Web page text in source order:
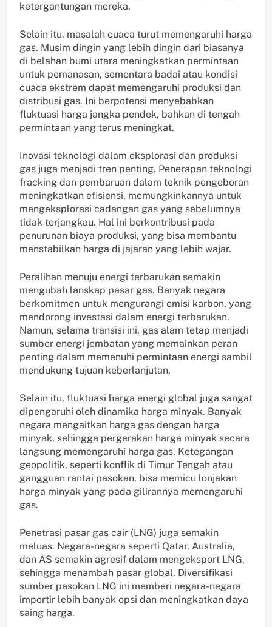
ketergantungan mereka.
Selain itu, masalah cuaca turut memengaruhi harga
gas. Musim dingin yang lebih dingin dari biasanya
di belahan bumi utara meningkatkan permintaan
untuk pemanasan, sementara badai atau kondisi
cuaca ekstrem dapat memengaruhi produksi dan
distribusi gas. Ini berpotensi menyebabkan
fluktuasi harga jangka pendek, bahkan di tengah
permintaan yang terus meningkat.
Inovasi teknologi dalam eksplorasi dan produksi
gas juga menjadi tren penting. Penerapan teknologi
fracking dan pembaruan dalam teknik pengeboran
meningkatkan efisiensi, memungkinkannya untuk
mengeksplorasi cadangan gas yang sebelumnya
tidak terjangkau. Hal ini berkontribusi pada
penurunan biaya produksi, yang bisa membantu
menstabilkan harga di jajaran yang lebih wajar.
Peralihan menuju energi terbarukan semakin
mengubah lanskap pasar gas. Banyak negara
berkomitmen untuk mengurangi emisi karbon, yang
mendorong investasi dalam energi terbarukan.
Namun, selama transisi ini, gas alam tetap menjadi
sumber energi jembatan yang memainkan peran
penting dalam memenuhi permintaan energi sambil
mendukung tujuan keberlanjutan.
Selain itu, fluktuasi harga energi global juga sangat
dipengaruhi oleh dinamika harga minyak. Banyak
negara mengaitkan harga gas dengan harga
minyak, sehingga pergerakan harga minyak secara
langsung memengaruhi harga gas. Ketegangan
geopolitik, seperti konflik di Timur Tengah atau
gangguan rantai pasokan, bisa memicu lonjakan
harga minyak yang pada gilirannya memengaruhi
gas.
Penetrasi pasar gas cair (LNG) juga semakin
meluas. Negara-negara seperti Qatar, Australia,
dan AS semakin agresif dalam mengeksport LNG,
sehingga menambah pasar global. Diversifikasi
sumber pasokan LNG ini memberi negara-negara
importir lebih banyak opsi dan meningkatkan daya
saing harga.